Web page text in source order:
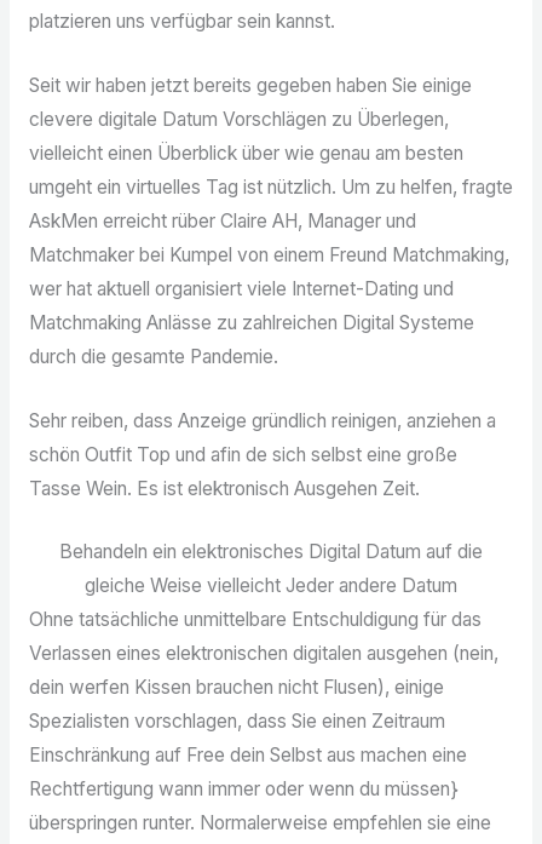
platzieren uns verfügbar sein kannst.
Seit wir haben jetzt bereits gegeben haben Sie einige
clevere digitale Datum Vorschlägen zu Überlegen,
vielleicht einen Überblick über wie genau am besten
umgeht ein virtuelles Tag ist nützlich. Um zu helfen, fragte
AskMen erreicht rüber Claire AH, Manager und
Matchmaker bei Kumpel von einem Freund Matchmaking,
wer hat aktuell organisiert viele Internet-Dating und
Matchmaking Anlässe zu zahlreichen Digital Systeme
durch die gesamte Pandemie.
Sehr reiben, dass Anzeige gründlich reinigen, anziehen a
schön Outfit Top und afin de sich selbst eine große
Tasse Wein. Es ist elektronisch Ausgehen Zeit.
Behandeln ein elektronisches Digital Datum auf die
gleiche Weise vielleicht Jeder andere Datum
Ohne tatsächliche unmittelbare Entschuldigung für das
Verlassen eines elektronischen digitalen ausgehen (nein,
dein werfen Kissen brauchen nicht Flusen), einige
Spezialisten vorschlagen, dass Sie einen Zeitraum
Einschränkung auf Free dein Selbst aus machen eine
Rechtfertigung wann immer oder wenn du müssen}
überspringen runter. Normalerweise empfehlen sie eine